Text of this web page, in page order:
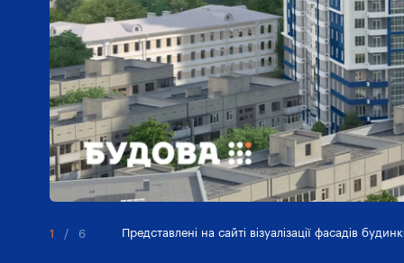
Представлені на сайті візуалізації фасадів
1 / 6